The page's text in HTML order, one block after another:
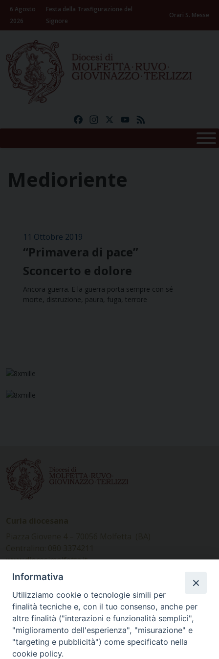
Skip
content
6 Agosto
2026
Festa della Trasfigurazione del
Signore
Orari S. Messe
FacebookInstagramYouTube
Medioriente
11 Ottobre 2019
“Primavera di pace”
Sconcerto e dolore
Ancora guerra. E la guerra porta sempre con sé
morte, distruzione, paura, fuga, terrore
www.diocesimolfetta.it –
diocesimolfetta@pec.chiesacattolica.it
Ufficio Comunicazioni sociali
Piazza Giovene 4 – 70056 Molfetta (BA)
comunicazionisociali@diocesimolfetta.it
Informativa
Utilizziamo cookie o tecnologie simili per
finalità tecniche e, con il tuo consenso, anche per
altre finalità ("interazioni e funzionalità semplici",
"miglioramento dell'esperienza", "misurazione" e
"targeting e pubblicità") come specificato nella
cookie policy.